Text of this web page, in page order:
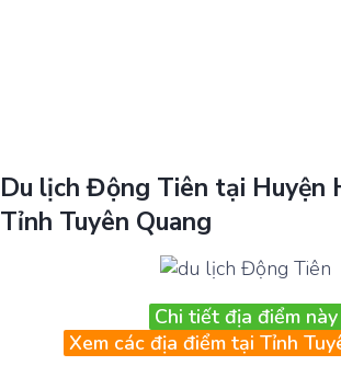
Du lịch Động Tiên tại Huyện
Tỉnh Tuyên Quang
Chi tiết địa điểm này
Xem các địa điểm tại Tỉnh